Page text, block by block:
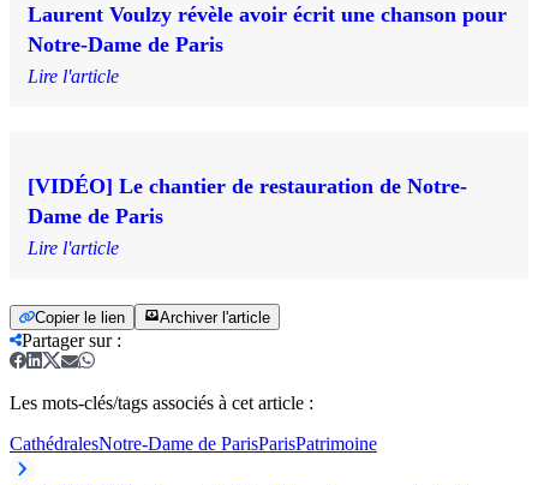
Laurent Voulzy révèle avoir écrit une chanson pour
Notre-Dame de Paris
Lire l'article
[VIDÉO] Le chantier de restauration de Notre-
Dame de Paris
Lire l'article
Copier le lien Archiver l'article
Partager sur:
Les mots-clés/tags associés à cet article :
CathédralesNotre-Dame de ParisParisPatrimoine